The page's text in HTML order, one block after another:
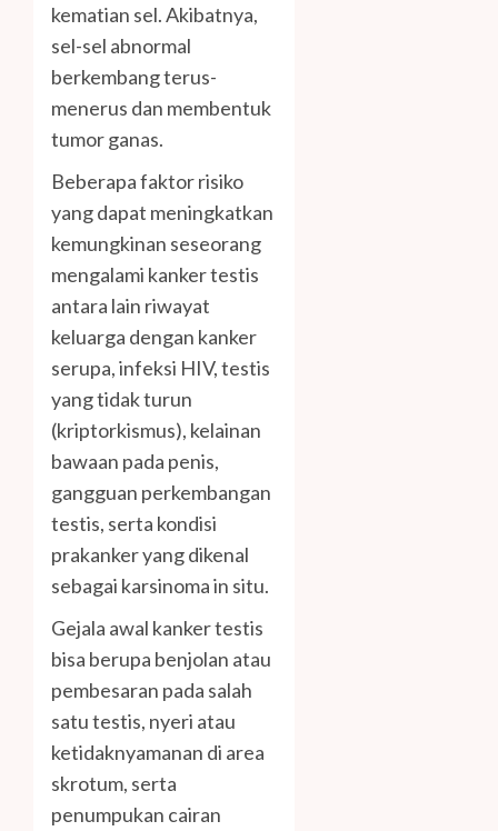
kematian sel. Akibatnya,
sel-sel abnormal
berkembang terus-
menerus dan membentuk
tumor ganas.
Beberapa faktor risiko
yang dapat meningkatkan
kemungkinan seseorang
mengalami kanker testis
antara lain riwayat
keluarga dengan kanker
serupa, infeksi HIV, testis
yang tidak turun
(kriptorkismus), kelainan
bawaan pada penis,
gangguan perkembangan
testis, serta kondisi
prakanker yang dikenal
sebagai karsinoma in situ.
Gejala awal kanker testis
bisa berupa benjolan atau
pembesaran pada salah
satu testis, nyeri atau
ketidaknyamanan di area
skrotum, serta
penumpukan cairan